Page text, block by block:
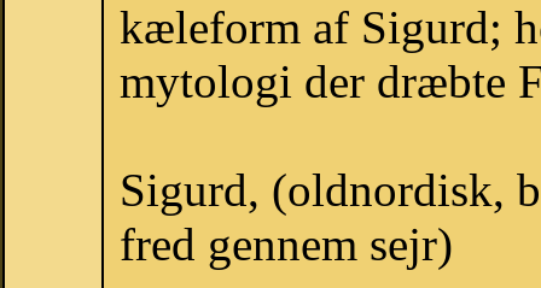
kæleform af Sigurd;
mytologi der dræbte
Sigurd, (oldnordisk,
fred gennem sejr)